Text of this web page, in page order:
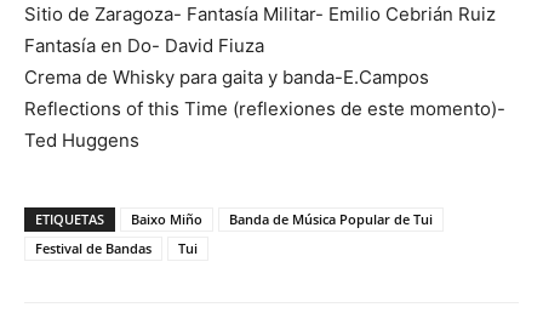
Sitio de Zaragoza- Fantasía Militar- Emilio Cebrián Ruiz
Fantasía en Do- David Fiuza
Crema de Whisky para gaita y banda-E.Campos
Reflections of this Time (reflexiones de este momento)-
Ted Huggens
ETIQUETAS Baixo Miño
Banda de Música Popular de Tui
Festival de Bandas
Tui